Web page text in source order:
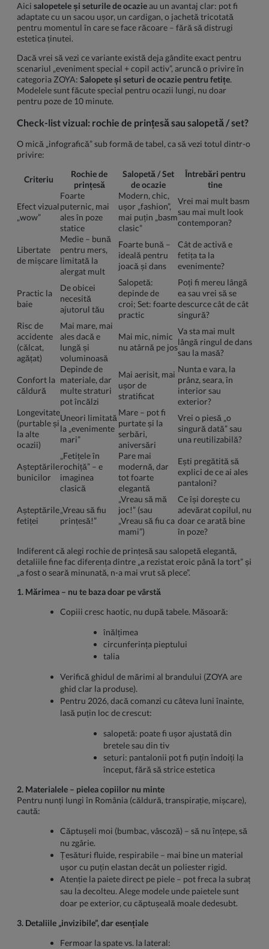
Aici salopetele și seturile de ocazieau un avantaj clar: pot fi
adaptate cu un sacou ușor, un cardigan, o jachetă tricotată
pentru momentul în care se face răcoare – fără să distrugi
estetica ținutei.
Dacă vrei să vezi ce variante există deja gândite exact pentru
scenariul „eveniment special + copil activ”, aruncă o privire în
categoria ZOYA: Salopete și seturi de ocazie pentru fetițe.
Modelele sunt făcute special pentru ocazii lungi, nu doar
pentru poze de 10 minute.
Check-list vizual: rochie de prințesă sau salopetă / set?
O mică „infografică” sub formă de tabel, ca să vezi totul dintr-o
privire:
Criteriu
Rochie de
prințesă
Salopetă / Set
de ocazie
Întrebări pentru
tine
Efect vizual
„wow”
Foarte
puternic, mai
ales în poze
statice
Modern, chic,
ușor „fashion”,
mai puțin „basm
clasic”
Vrei mai mult basm
sau mai mult look
contemporan?
Libertate
de mișcare
Medie – bună
pentru mers,
limitată la
alergat mult
Foarte bună –
ideală pentru
joacă și dans
Cât de activă e
fetița ta la
evenimente?
Practic la
baie
De obicei
necesită
ajutorul tău
Salopetă:
depinde de
croi; Set: foarte
practic
Poți fi mereu lângă
ea sau vrei să se
descurce cât de cât
singură?
Risc de
accidente
(călcat,
agățat)
Mai mare, mai
ales dacă e
lungă și
voluminoasă
Mai mic, nimic
nu atârnă pe jos
Va sta mai mult
lângă ringul de dans
sau la masă?
Confort la
căldură
Depinde de
materiale, dar
multe straturi
pot încălzi
Mai aerisit, mai
ușor de
stratificat
Nunta e vara, la
prânz, seara, în
interior sau
exterior?
Longevitate
(purtable și
la alte
ocazii)
Uneori limitată
la „evenimente
mari”
Mare – pot fi
purtate și la
serbări,
aniversări
Vrei o piesă „o
singură dată” sau
una reutilizabilă?
Așteptările
bunicilor
„Fetițele în
rochiță” – e
imaginea
clasică
Pare mai
modernă, dar
tot foarte
elegantă
Ești pregătită să
explici de ce ai ales
pantaloni?
Așteptările
fetiței
„Vreau să fiu
prințesă!”
„Vreau să mă
joc!” (sau
„Vreau să fiu ca
mami”)
Ce își dorește cu
adevărat copilul, nu
doar ce arată bine
în poze?
Indiferent că alegi rochie de prințesă sau salopetă elegantă,
detaliile fine fac diferența dintre „a rezistat eroic până la tort” și
„a fost o seară minunată, n-a mai vrut să plece”.
1. Mărimea – nu te baza doar pe vârstă
Copiii cresc haotic, nu după tabele. Măsoară:
înălțimea
circunferința pieptului
talia
Verifică ghidul de mărimi al brandului (ZOYA are
ghid clar la produse).
Pentru 2026, dacă comanzi cu câteva luni înainte,
lasă puțin loc de crescut:
salopetă: poate fi ușor ajustată din
bretele sau din tiv
seturi: pantalonii pot fi puțin îndoiți la
început, fără să strice estetica
2. Materialele – pielea copiilor nu minte
Pentru nunți lungi în România (căldură, transpirație, mișcare),
caută:
Căptușeli moi (bumbac, vâscoză) – să nu înțepe, să
nu zgârie.
Țesături fluide, respirabile – mai bine un material
ușor cu puțin elastan decât un poliester rigid.
Atenție la paiete direct pe piele – pot freca la subraț
sau la decolteu. Alege modele unde paietele sunt
doar pe exterior, cu căptușeală moale dedesubt.
3. Detaliile „invizibile”, dar esențiale
Fermoar la spate vs. la lateral: